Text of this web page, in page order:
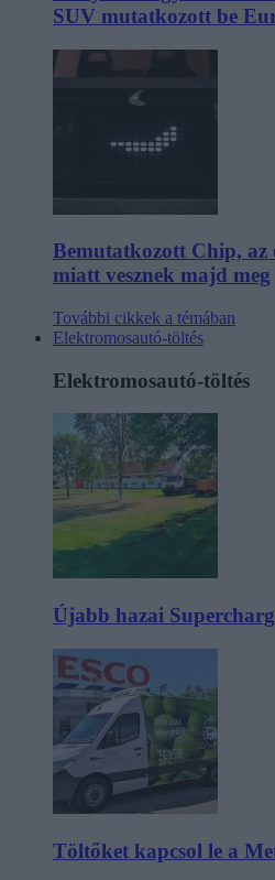
SUV mutatkozott be
Bemutatkozott Chip, az
miatt vesznek majd meg
További cikkek a témában
Elektromosautó-töltés
Elektromosautó-töltés
Újabb hazai
Töltőket kapcsol le a